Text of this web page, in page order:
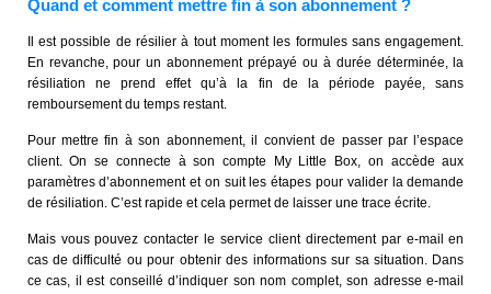
Quand et comment mettre fin à son abonnement ?
Il est possible de résilier à tout moment les formules sans engagement.
En revanche, pour un abonnement prépayé ou à durée déterminée, la
résiliation ne prend effet qu’à la fin de la période payée, sans
remboursement du temps restant.
Pour mettre fin à son abonnement, il convient de passer par l’espace
client. On se connecte à son compte My Little Box, on accède aux
paramètres d’abonnement et on suit les étapes pour valider la demande
de résiliation. C’est rapide et cela permet de laisser une trace écrite.
Mais vous pouvez contacter le service client directement par e-mail en
cas de difficulté ou pour obtenir des informations sur sa situation. Dans
ce cas, il est conseillé d’indiquer son nom complet, son adresse e-mail